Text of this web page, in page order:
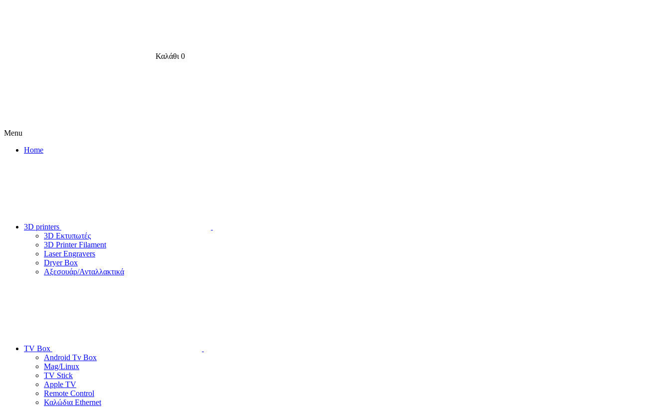
Καλάθι 0
Menu
Home
3D printers
3D Εκτυπωτές
3D Printer Filament
Laser Engravers
Dryer Box
Αξεσουάρ/Ανταλλακτικά
TV Box
Android Tv Box
Mag/Linux
TV Stick
Apple TV
Remote Control
Καλώδια Ethernet